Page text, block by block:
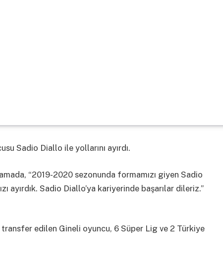
Sadio Diallo ile yollarını ayırdı.
“2019-2020 sezonunda formamızı giyen Sadio
ayırdık. Sadio Diallo’ya kariyerinde başarılar dileriz.”
transfer edilen Gineli oyuncu, 6 Süper Lig ve 2 Türkiye